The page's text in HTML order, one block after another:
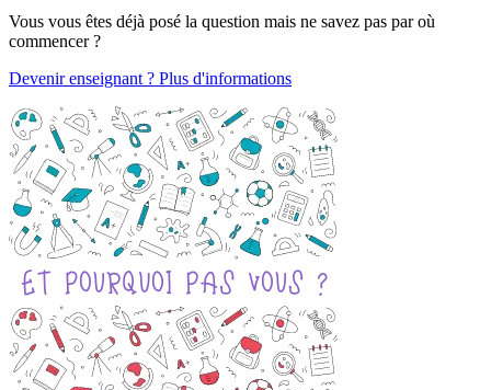
Vous vous êtes déjà posé la question mais ne savez pas par où
commencer ?
Devenir enseignant ? Plus d'informations